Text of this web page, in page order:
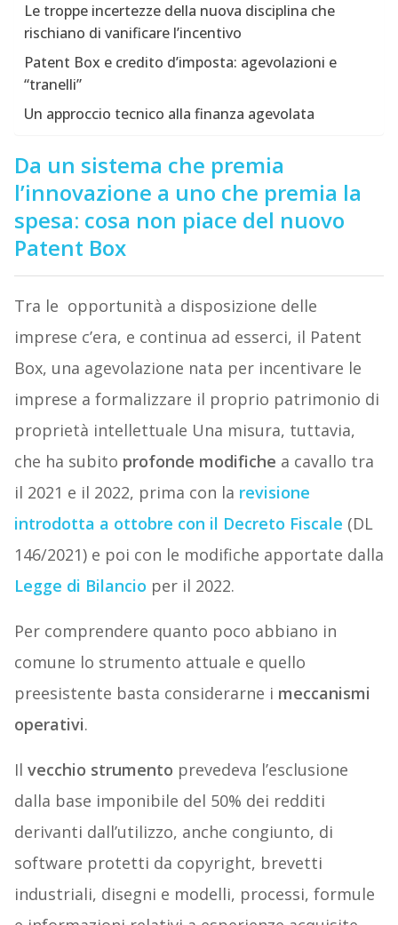
Le troppe incertezze della nuova disciplina che
rischiano di vanificare l’incentivo
Patent Box e credito d’imposta: agevolazioni e
“tranelli”
Un approccio tecnico alla finanza agevolata
Da un sistema che premia
l’innovazione a uno che premia la
spesa: cosa non piace del nuovo
Patent Box
Tra le opportunità a disposizione delle
imprese c’era, e continua ad esserci, il Patent
Box, una agevolazione nata per incentivare le
imprese a formalizzare il proprio patrimonio di
proprietà intellettuale Una misura, tuttavia,
che ha subito profonde modifiche a cavallo tra
il 2021 e il 2022, prima con la revisione
introdotta a ottobre con il Decreto Fiscale (DL
146/2021) e poi con le modifiche apportate dalla
Legge di Bilancio per il 2022.
Per comprendere quanto poco abbiano in
comune lo strumento attuale e quello
preesistente basta considerarne i meccanismi
operativi.
Il vecchio strumento prevedeva l’esclusione
dalla base imponibile del 50% dei redditi
derivanti dall’utilizzo, anche congiunto, di
software protetti da copyright, brevetti
industriali, disegni e modelli, processi, formule